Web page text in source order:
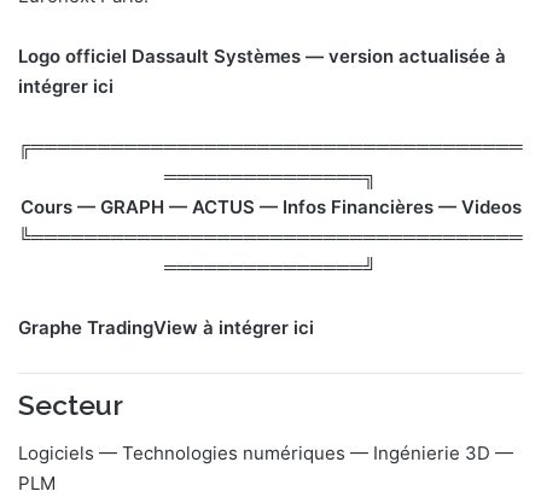
r
Logo officiel Dassault Systèmes — version actualisée à
intégrer ici
╔═════════════════════════════════════
═══════════════╗
Cours — GRAPH — ACTUS — Infos Financières — Videos
╚═════════════════════════════════════
═══════════════╝
Graphe TradingView à intégrer ici
Secteur
Logiciels — Technologies numériques — Ingénierie 3D —
PLM